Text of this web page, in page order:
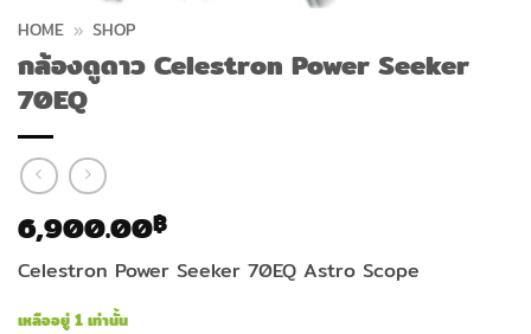
HOME » SHOP
กล้องดูดาว Celestron Power Seeker
70EQ
6,900.00฿
Celestron Power Seeker 70EQ Astro Scope
เหลืออยู่ 1 เท่านั้น